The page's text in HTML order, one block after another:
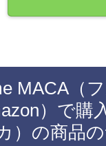
MACA（
）で
）の商品